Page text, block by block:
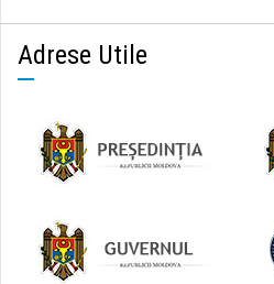
Adrese Utile